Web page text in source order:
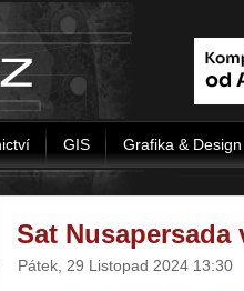
GIS Grafika & Design
Sat Nusapersada
Pátek, 29 Listopad 2024 13:30